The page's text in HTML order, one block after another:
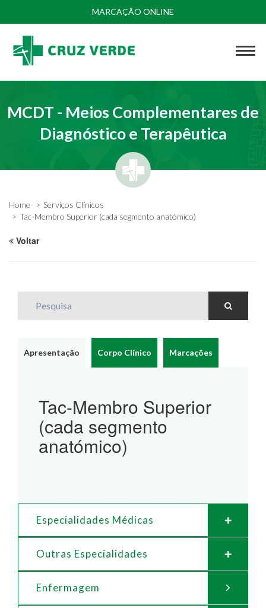
MARCAÇÃO ONLINE
MCDT - Meios Complementares de
Diagnóstico e Terapêutica
Home
Serviços Clínicos
Tac-Membro Superior (cada segmento anatómico)
Voltar
Apresentação Corpo Clínico Marcações
Tac-Membro Superior
(cada segmento
anatómico)
Especialidades Médicas
Outras Especialidades
Enfermagem